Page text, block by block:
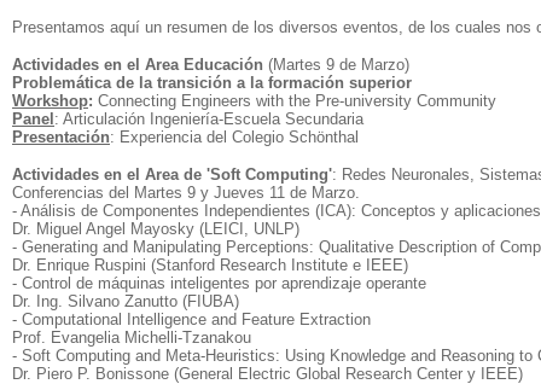
Presentamos aquí un resumen de los diversos eventos, de los cuales nos
Actividades en el Area Educación (Martes 9 de Marzo)
Problemática de la transición a la formación superior
Workshop: Connecting Engineers with the Pre-university Community
Panel : Articulación Ingeniería-Escuela Secundaria
Presentación: Experiencia del Colegio Schönthal
Actividades en el Area de 'Soft Computing': Redes Neuronales,
Conferencias del Martes 9 y Jueves 11 de Marzo.
- Análisis de Componentes Independientes (ICA): Conceptos y aplicaciones
Dr. Miguel Angel Mayosky (LEICI, UNLP)
- Generating and Manipulating Perceptions: Qualitative Description of
Dr. Enrique Ruspini (Stanford Research Institute e IEEE)
- Control de máquinas inteligentes por aprendizaje operante
Dr. Ing. Silvano Zanutto (FIUBA)
- Computational Intelligence and Feature Extraction
Prof. Evangelia Michelli-Tzanakou
- Soft Computing and Meta-Heuristics: Using Knowledge and Reasoning to
Dr. Piero P. Bonissone (General Electric Global Research Center y IEEE)